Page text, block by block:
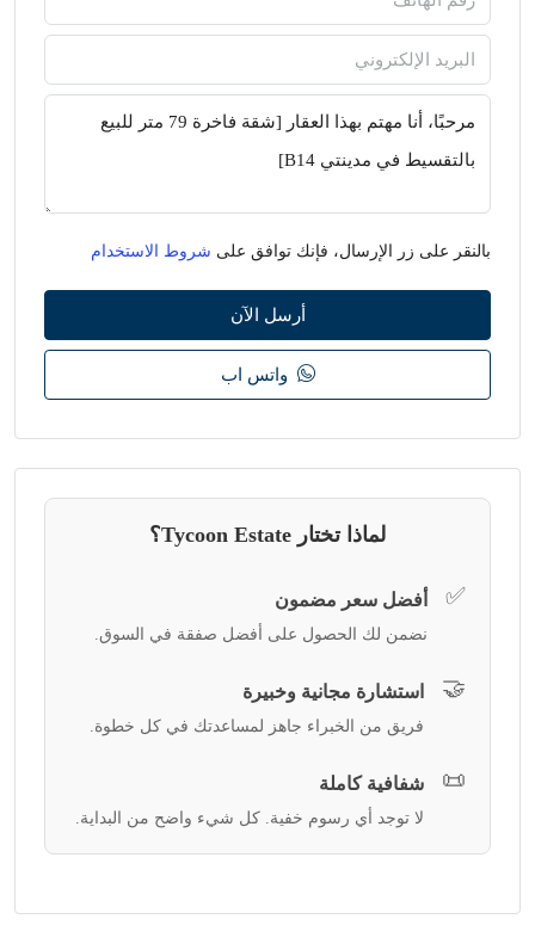
بالنقر على زر الإرسال، فإنك توافق على شروط الاستخدام
أرسل الآن
واتس اب
لماذا تختار Tycoon Estate؟
✅ أفضل سعر مضمون
نضمن لك الحصول على أفضل صفقة في السوق.
🤝 استشارة مجانية وخبيرة
فريق من الخبراء جاهز لمساعدتك في كل خطوة.
📜 شفافية كاملة
لا توجد أي رسوم خفية. كل شيء واضح من البداية.